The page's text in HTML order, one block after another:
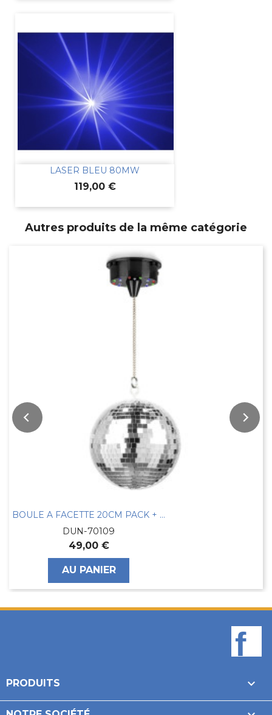
LASER BLEU 80MW
Prix
119,00 €
Autres produits de la même catégorie
BOULE A FACETTE 20CM PACK + PROJ CHANGEUR...
DUN-70109
49,00 €
AU PANIER
PRODUITS 